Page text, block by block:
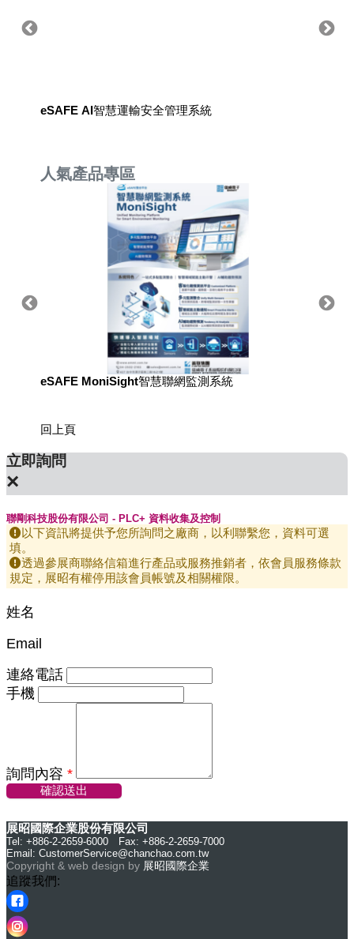
eSAFE AI智慧運輸安全管理系統
人氣產品專區
eSAFE MoniSight智慧聯網監測系統
回上頁
立即詢問
×
聯剛科技股份有限公司 - PLC+ 資料收集及控制
以下資訊將提供予您所詢問之廠商，以利聯繫您，資料可選
填。
透過參展商聯絡信箱進行產品或服務推銷者，依會員服務條款
規定，展昭有權停用該會員帳號及相關權限。
姓名
Email
連絡電話
手機
詢問內容 *
確認送出
展昭國際企業股份有限公司
Tel: +886-2-2659-6000 Fax: +886-2-2659-7000
Email: CustomerService@chanchao.com.tw
Copyright & web design by 展昭國際企業
追蹤我們: